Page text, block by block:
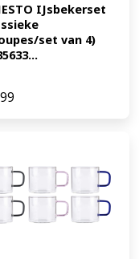
IJsbekerset
set van 4)